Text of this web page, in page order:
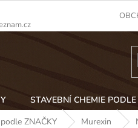
STAVEBNÍ CHEMIE
ZNAČKY Murexin